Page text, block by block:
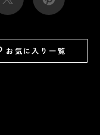
お気に入り一覧